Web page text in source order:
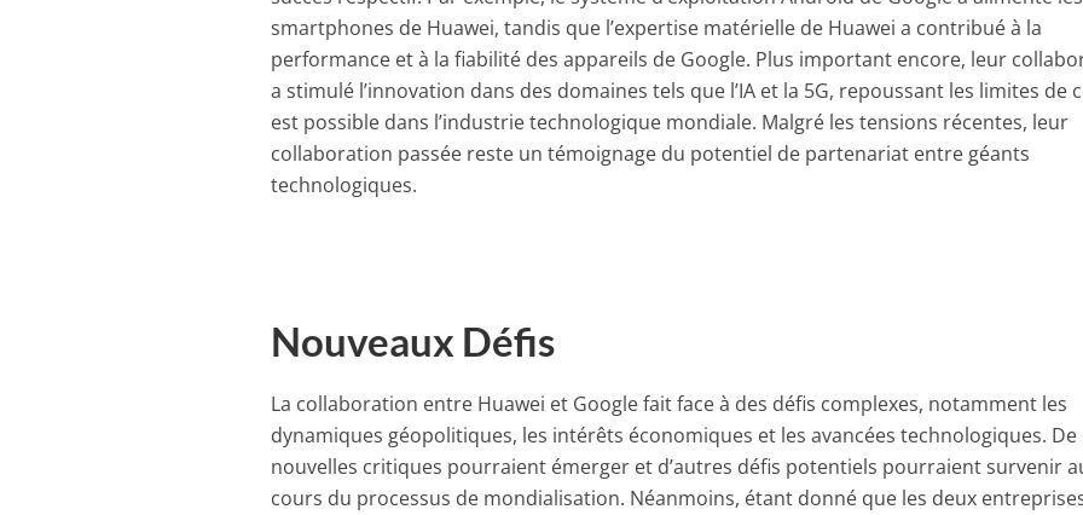
smartphones de Huawei, tandis que l’expertise matérielle de Huawei a contribué à la
performance et à la fiabilité des appareils de Google. Plus important encore, leur
a stimulé l’innovation dans des domaines tels que l’IA et la 5G, repoussant les limites de
est possible dans l’industrie technologique mondiale. Malgré les tensions récentes, leur
collaboration passée reste un témoignage du potentiel de partenariat entre géants
technologiques.
Nouveaux Défis
La collaboration entre Huawei et Google fait face à des défis complexes, notamment les
dynamiques géopolitiques, les intérêts économiques et les avancées technologiques. De
nouvelles critiques pourraient émerger et d’autres défis potentiels pourraient survenir
cours du processus de mondialisation. Néanmoins, étant donné que les deux